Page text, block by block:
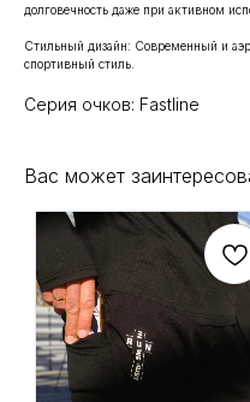
долговечность даже при активном
Стильный дизайн: Современный и
спортивный стиль.
Серия очков: Fastline
Вас может